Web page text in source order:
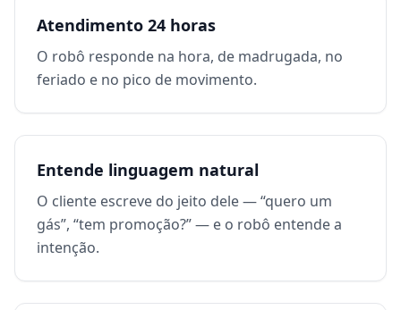
Atendimento 24 horas
O robô responde na hora, de madrugada, no
feriado e no pico de movimento.
Entende linguagem natural
O cliente escreve do jeito dele — “quero um
gás”, “tem promoção?” — e o robô entende a
intenção.